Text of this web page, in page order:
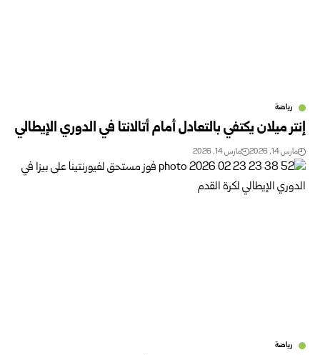
رياضة
إنتر ميلان يكتفي بالتعادل أمام أتالانتا في الدوري الإيطالي
مارس 14, 2026 مارس 14, 2026
رياضة